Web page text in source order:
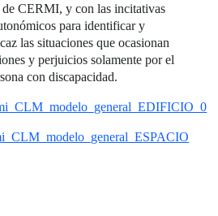
de CERMI, y con las incitativas
para identificar y
las situaciones que ocasionan
y perjuicios solamente por el
con discapacidad.